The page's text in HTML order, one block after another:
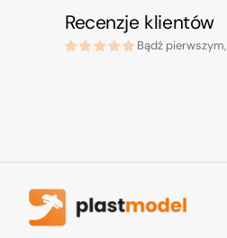
Recenzje klientów
Bądź